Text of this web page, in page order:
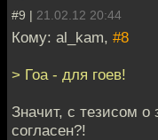
#9 | 21.02.12 20:44
Кому: al_kam, #8
> Гоа - для гоев!
Значит, с тезисом о
согласен?!